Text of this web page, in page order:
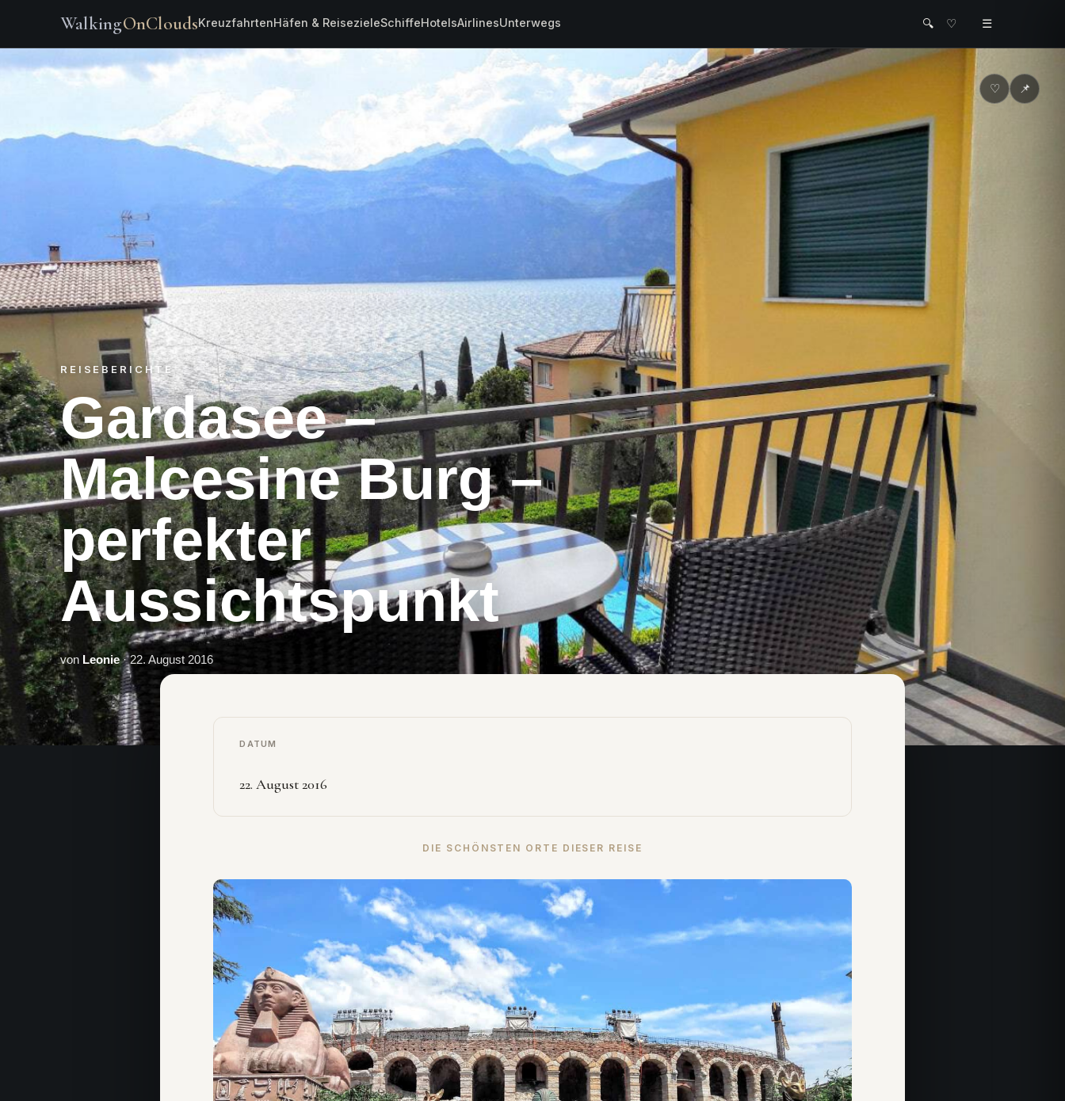
WalkingOnCloudsKreuzfahrtenHäfen & ReisezieleSchiffeHotelsAirlinesUnterwegs 🔍 ♡ ☰
♡ 📌
REISEBERICHTE
Gardasee –
Malcesine Burg –
perfekter
Aussichtspunkt
von Leonie· 22. August 2016
DATUM
22. August 2016
DIE SCHÖNSTEN ORTE DIESER REISE